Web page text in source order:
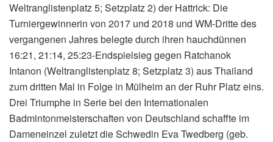
Weltranglistenplatz 5; Setzplatz 2) der Hattrick: Die
Turniergewinnerin von 2017 und 2018 und WM-Dritte des
vergangenen Jahres belegte durch ihren hauchdünnen
16:21, 21:14, 25:23-Endspielsieg gegen Ratchanok
Intanon (Weltranglistenplatz 8; Setzplatz 3) aus Thailand
zum dritten Mal in Folge in Mülheim an der Ruhr Platz eins.
Drei Triumphe in Serie bei den Internationalen
Badmintonmeisterschaften von Deutschland schaffte im
Dameneinzel zuletzt die Schwedin Eva Twedberg (geb.